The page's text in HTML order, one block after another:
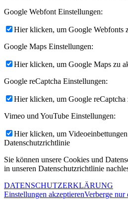
Google Webfont Einstellungen:
Hier klicken, um Google Webfonts
Google Maps Einstellungen:
Hier klicken, um Google Maps zu
Google reCaptcha Einstellungen:
Hier klicken, um Google
Vimeo und YouTube Einstellungen:
Hier klicken, um
Datenschutzrichtlinie
Sie können unsere Cookies und
in unseren Datenschutzrichtlinie
DATENSCHUTZERKLÄRUNG
Einstellungen akzeptierenVerberge nur